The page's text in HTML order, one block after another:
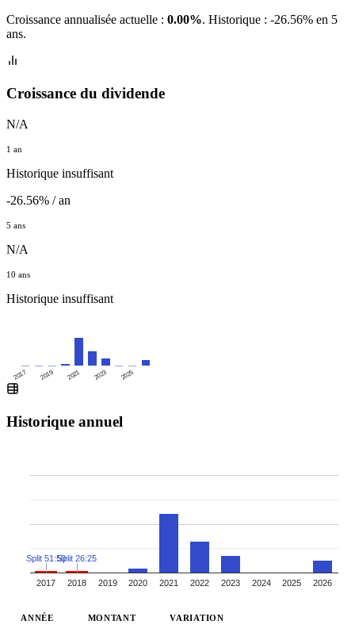
Croissance annualisée actuelle : 0.00%. Historique : -26.56% en 5
ans.
Croissance du dividende
N/A
1 an
Historique insuffisant
-26.56% / an
5 ans
N/A
10 ans
Historique insuffisant
2017 2019 2021 2023 2025
Historique annuel
2017 2018 2019 2020 2021 2022 2023 2024 2025 2026
Split 51:50Split 26:25
ANNÉE MONTANT VARIATION